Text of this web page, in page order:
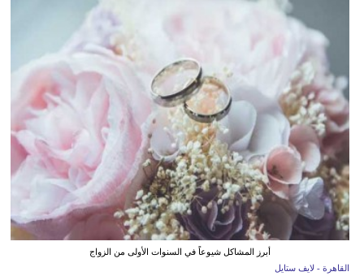
أبرز المشاكل شيوعاً في السنوات الأولى من الزواج
القاهرة - لايف ستايل